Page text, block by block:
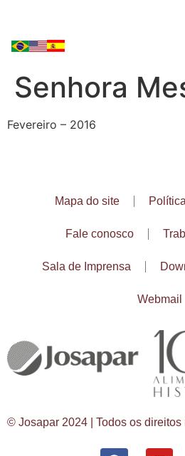
Senhora
Fevereiro – 2016
Mapa do site
Fale conosco
Sala de Imprensa
Webmail
© Josapar 2024 | Todos os direitos